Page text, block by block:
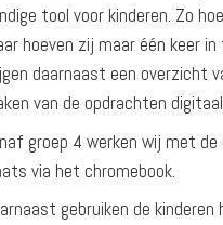
tool voor kinderen. Zo
hoeven zij maar één keer
daarnaast een overzicht
van de opdrachten
groep 4 werken wij met
via het chromebook.
gebruiken de